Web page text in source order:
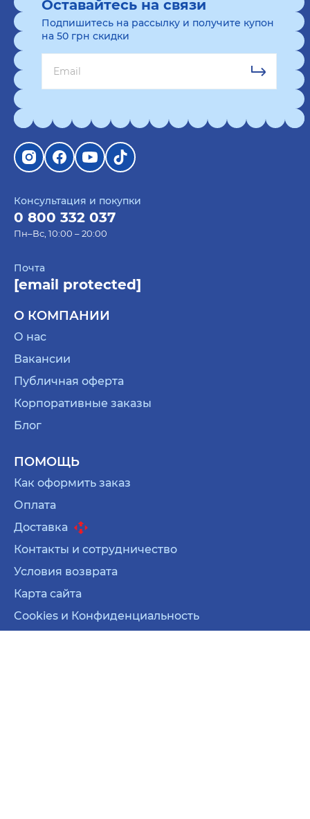
Консультация и покупки
0 800 332 037
Пн–Вс, 10:00 – 20:00
Почта
[email protected]
О КОМПАНИИ
О нас
Вакансии
Публичная оферта
Корпоративные заказы
Блог
ПОМОЩЬ
Как оформить заказ
Оплата
Доставка
Контакты и сотрудничество
Условия возврата
Карта сайта
Cookies и Конфиденциальность
Оставайтесь на связи
Подпишитесь на рассылку и получите купон
на 50 грн скидки